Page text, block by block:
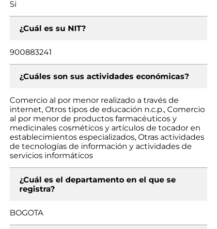
Si
¿Cuál es su NIT?
900883241
¿Cuáles son sus actividades económicas?
Comercio al por menor realizado a través de
internet, Otros tipos de educación n.c.p., Comercio
al por menor de productos farmacéuticos y
medicinales cosméticos y artículos de tocador en
establecimientos especializados, Otras actividades
de tecnologías de información y actividades de
servicios informáticos
¿Cuál es el departamento en el que se
registra?
BOGOTA